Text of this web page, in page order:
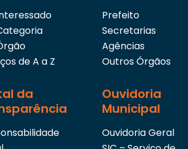
de A a Z
Prefeito
Secretarias
Agências
Outros Órgãos
da
Ouvidoria
Municipal
Ouvidoria Geral